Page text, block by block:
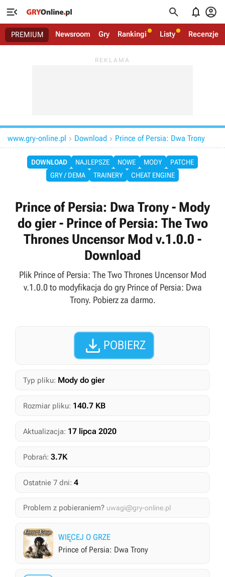
   
PREMIUM Newsroom Gry Rankingi Listy Recenzje
www.gry-online.pl  Download  Prince of Persia: Dwa Trony
DOWNLOAD NAJLEPSZE NOWE MODY
PATCHE
GRY / DEMA
TRAINERY CHEAT ENGINE
Prince of Persia: Dwa Trony - Mody
do gier - Prince of Persia: The Two
Thrones Uncensor Mod v.1.0.0 -
Download
Plik Prince of Persia: The Two Thrones Uncensor Mod
v.1.0.0 to modyfikacja do gry Prince of Persia: Dwa
Trony. Pobierz za darmo.
 POBIERZ
Typ pliku: Mody do gier
Rozmiar pliku: 140.7 KB
Aktualizacja: 17 lipca 2020
Pobrań: 3.7K
Ostatnie 7 dni: 4
Problem z pobieraniem? uwagi@gry-online.pl
WIĘCEJ O GRZE
Prince of Persia: Dwa Trony